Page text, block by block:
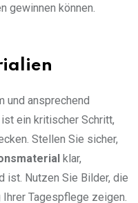
gewinnen können.
und ansprechend
ein kritischer Schritt,
Stellen Sie sicher,
klar,
ist. Nutzen Sie Bilder, die
Tagespflege zeigen.